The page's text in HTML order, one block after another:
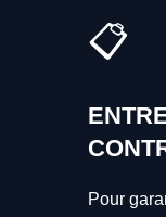
📋
Pour